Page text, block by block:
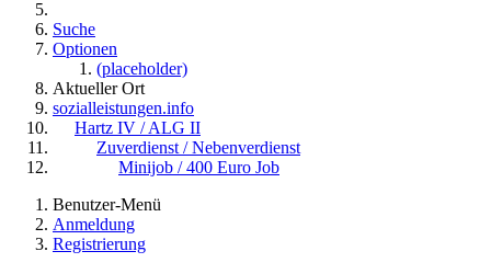
Suche
Optionen
(placeholder)
Aktueller Ort
sozialleistungen.info
Hartz IV / ALG II
Zuverdienst / Nebenverdienst
Minijob / 400 Euro Job
Benutzer-Menü
Anmeldung
Registrierung